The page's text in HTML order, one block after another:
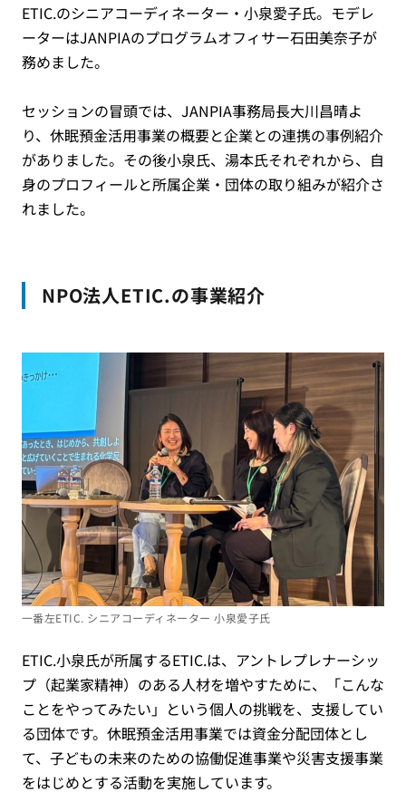
ETIC.のシニアコーディネーター・小泉愛子氏。モデレ
ーターはJANPIAのプログラムオフィサー石田美奈子が
務めました。
セッションの冒頭では、JANPIA事務局長大川昌晴よ
り、休眠預金活用事業の概要と企業との連携の事例紹介
がありました。その後小泉氏、湯本氏それぞれから、自
身のプロフィールと所属企業・団体の取り組みが紹介さ
れました。
NPO法人ETIC.の事業紹介
一番左ETIC. シニアコーディネーター 小泉愛子氏
ETIC.小泉氏が所属するETIC.は、アントレプレナーシッ
プ（起業家精神）のある人材を増やすために、「こんな
ことをやってみたい」という個人の挑戦を、支援してい
る団体です。休眠預金活用事業では資金分配団体とし
て、子どもの未来のための協働促進事業や災害支援事業
をはじめとする活動を実施しています。